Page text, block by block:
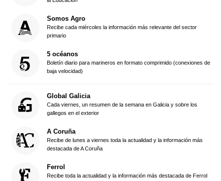
Somos Agro
Recibe cada miércoles la información más relevante del sector
primario
5 océanos
Boletín diario para marineros en formato comprimido (conexiones de
baja velocidad)
Global Galicia
Cada viernes, un resumen de la semana en Galicia y sobre los
gallegos en el exterior
A Coruña
Recibe de lunes a viernes toda la actualidad y la información más
destacada de A Coruña
Ferrol
Recibe toda la actualidad y la información más destacada de Ferrol